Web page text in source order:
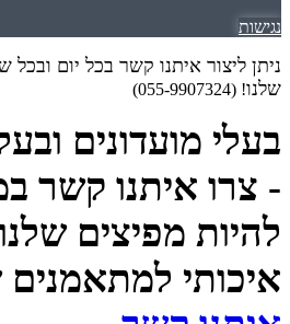
נגישות
ניתן ליצור איתנו קשר בכל יום
שלנו! (055-9907324)
בעלי מועדונים
- צרו איתנו קשר
להיות מפיצים
איכותי